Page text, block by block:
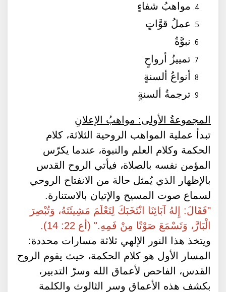
مواهبُ شفاءٍ
عملُ قوَّاتٍ
نبوَّةٌ
تمييزُ أرواحٍ
أنواعُ ألسنةٍ
ترجمةُ ألسنةٍ
المجموعةُ الأولى: مواهبُ الإعلانِ
تبدأ عملية المواهب الروحية الثلاثة، كلام
الحكمة وكلام العلم والنبوة، عندما يكرّس
المؤمن نفسه بالصلاة، فيأتي الروح القدس
بالإظهار الذي يُمثل حالة من الانفتاح الروحي
لسماع صوت المسيح والإتيان بالاستنارة.
"فَقَالَ: إِلهُ آبَائِنَا انْتَخَبَكَ لِتَعْلَمَ مَشِيئَتَهُ، وَتُبْصِرَ
الْبَارَّ، وَتَسْمَعَ صَوْتًا مِنْ فَمِهِ." (أع 22: 14).
ويتخذ هذا النور الإلهي ثلاثة مسارات محددة:
المسار الأول هو كلام الحكمة، حيث يقوم الروح
القدس، الفاحص لأعماق الله وسرّ التدبير،
بكشف هذه الأعماق وسر الثالوث والكلمة